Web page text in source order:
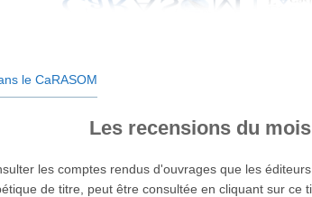
le CaRASOM
Les recensions du
les comptes rendus d'ouvrages que les
de titre, peut être consultée en cliquant sur ce